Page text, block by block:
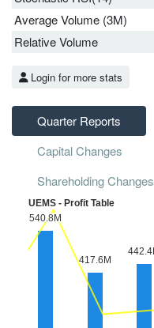
Average Volume (3M)
Relative Volume
Login for more stats
Quarter Reports
Capital Changes
Shareholding Changes